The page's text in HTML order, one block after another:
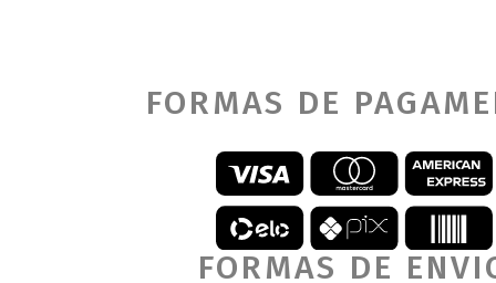
FORMAS DE
FORMAS DE